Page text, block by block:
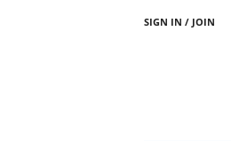
SIGN IN / JOIN